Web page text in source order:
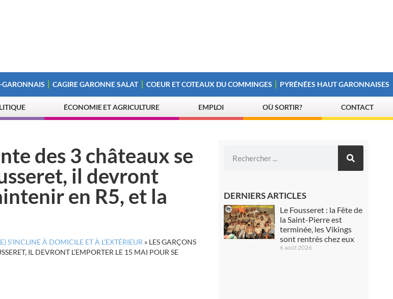
GARONNAIS CAGIRE GARONNE SALAT COEUR ET COTEAUX DU COMMINGES PYRÉNÉES HAUT GARONNAISES
ÉCONOMIE ET AGRICULTURE EMPLOI OÙ SORTIR? CONTACT
des 3 châteaux se
il devront
en R5, et la
S’INCLINE À DOMICILE ET À L’EXTÉRIEUR » LES GARÇONS
IL DEVRONT L’EMPORTER LE 15 MAI POUR SE
DERNIERS ARTICLES
Le Fousseret : la Fête de
la Saint-Pierre est
terminée, les Vikings
sont rentrés chez eux
6 août 2026